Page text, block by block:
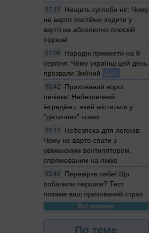
07:15
Нищить суглоби ніг: Чому
не варто постійно ходити у
взутті на абсолютно плоскій
підошві
07:09
Народні прикмети на 9
серпня: Чому українці цей день
прозвали Зміїний
Блог
06:42
Прихований ворог
печінки: Небезпечний
інгредієнт, який міститься у
"дієтичних" соках
06:14
Небезпека для легенів:
Чому не варто спати з
увімкненим вентилятором,
спрямованим на ліжко
05:40
Перевірте себе! Що
побачили першим? Тест
покаже ваш прихований страх
Всі новини
По теме